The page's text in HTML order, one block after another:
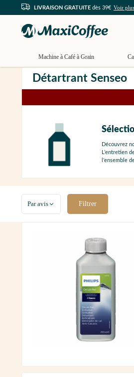
LIVRAISON GRATUITE dès 39€ Voir plus
Machine à Café à Grain
Détartrant Senseo
Découvrez
L’entretien
l’ensemble
Par avis Filtrer